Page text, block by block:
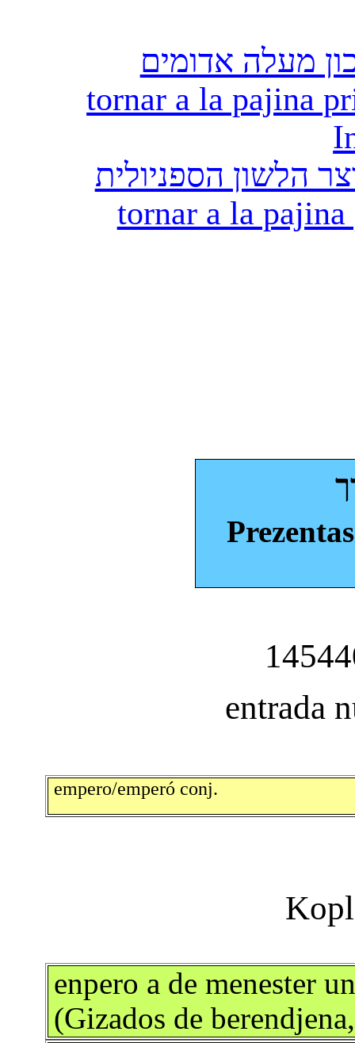
מעלה אדומים
tornar a la pajina
הלשון הספניולית
tornar a la
entrada
empero/emperó conj.
enpero a de menester
(Gizados de